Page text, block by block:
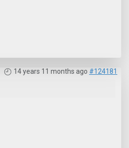
14 years 11 months ago #124181